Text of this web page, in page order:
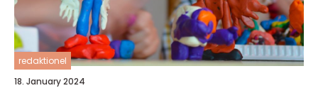
redaktionel
18. January 2024